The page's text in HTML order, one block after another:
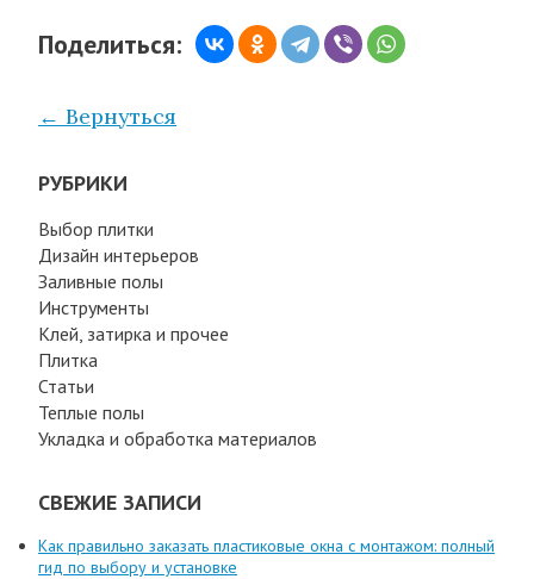
Поделиться:
← Вернуться
РУБРИКИ
Выбор плитки
Дизайн интерьеров
Заливные полы
Инструменты
Клей, затирка и прочее
Плитка
Статьи
Теплые полы
Укладка и обработка материалов
СВЕЖИЕ ЗАПИСИ
Как правильно заказать пластиковые окна с монтажом: полный
гид по выбору и установке